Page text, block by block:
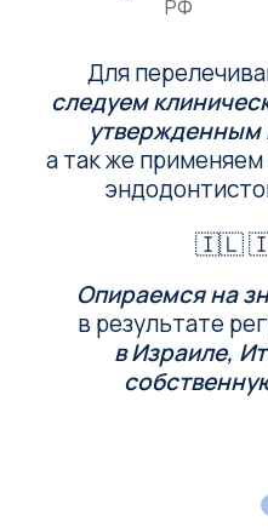
РФ
🇮🇱
Опираемся на
в результате
в Израиле,
Для
следуем
а так же